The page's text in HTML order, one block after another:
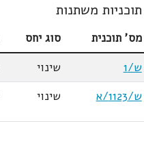
תוכניות משתנות
מס' תוכנית סוג יחס
ש/1
שינוי
ש/1123/א
שינוי